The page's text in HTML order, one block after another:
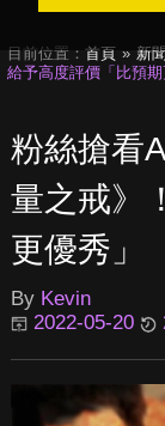
目前位置： 首頁 新
給予高度評價「比預期
粉絲搶看
量之戒》
更優秀」
By Kevin
2022-05-20